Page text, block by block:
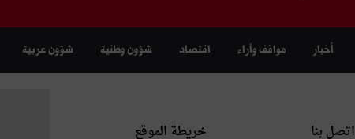
أخبار مواقف وآراء اقتصاد شؤون وطنية شؤون عربية
اتصل بنا خريطة الموقع